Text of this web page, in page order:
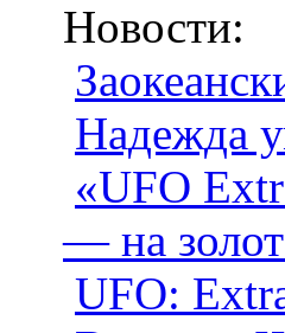
Новости:
Надежда
«UFO
— на
UFO: